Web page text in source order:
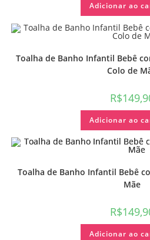
Adicionar ao
Toalha de Banho Infantil Bebê
Colo de
R$
Adicionar ao
Toalha de Banho Infantil Bebê
Mãe
R$
Adicionar ao